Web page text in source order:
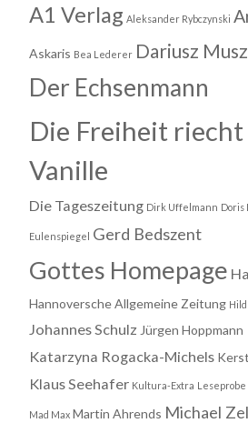
A1 Verlag Aleksander Rybczynski
Askaris Bea Lederer Dariusz
Der Echsenmann
Die Freiheit riecht
Vanille
Die Tageszeitung Dirk Uffelmann Doris
Eulenspiegel Gerd Bedszent
Gottes Homepage
Hannoversche Allgemeine Zeitung
Johannes Schulz Jürgen Hoppmann
Katarzyna Rogacka-Michels
Klaus Seehafer Kultura-Extra Leseprobe
Mad Max Martin Ahrends Michael